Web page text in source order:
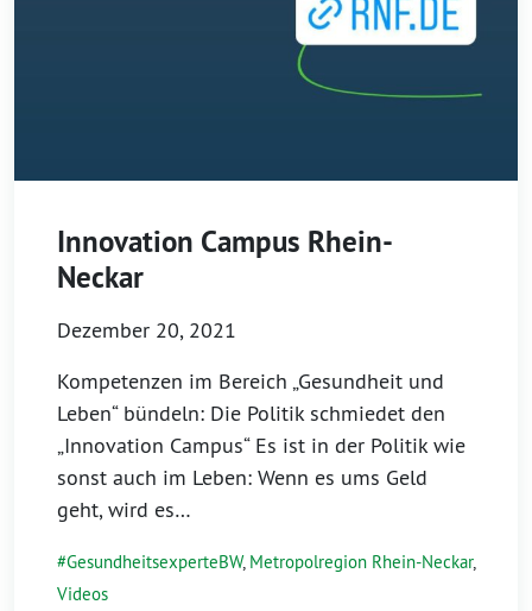
Innovation Campus Rhein-
Neckar
Dezember 20, 2021
Kompetenzen im Bereich „Gesundheit und
Leben“ bündeln: Die Politik schmiedet den
„Innovation Campus“ Es ist in der Politik wie
sonst auch im Leben: Wenn es ums Geld
geht, wird es…
#GesundheitsexperteBW, Metropolregion Rhein-Neckar,
Videos